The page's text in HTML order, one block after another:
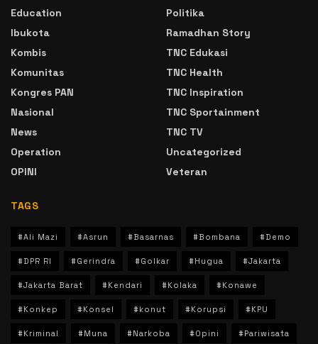
Education
Ibukota
Kombis
Komunitas
Kongres PAN
Nasional
News
Operation
OPINI
Politika
Ramadhan Story
TNC Edukasi
TNC Health
TNC Inspiration
TNC Sportainment
TNC TV
Uncategorized
Veteran
TAGS
#Ali Mazi #Asrun #Basarnas #Bombana #Demo
#DPR RI #Gerindra #Golkar #Hugua #Jakarta
#Jakarta Barat #Kendari #Kolaka #Konawe
#Konkep #Konsel #konut #Korupsi #KPU
#Kriminal #Muna #Narkoba #Opini #Pariwisata